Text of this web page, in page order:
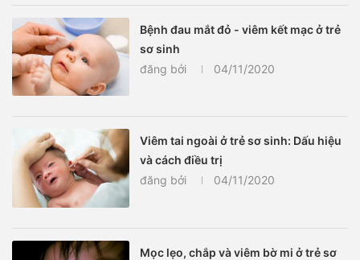
Bệnh đau mắt đỏ - viêm kết mạc ở trẻ
sơ sinh
đăng bởi
04/11/2020
Viêm tai ngoài ở trẻ sơ sinh: Dấu hiệu
và cách điều trị
đăng bởi
04/11/2020
Mọc lẹo, chắp và viêm bờ mi ở trẻ sơ